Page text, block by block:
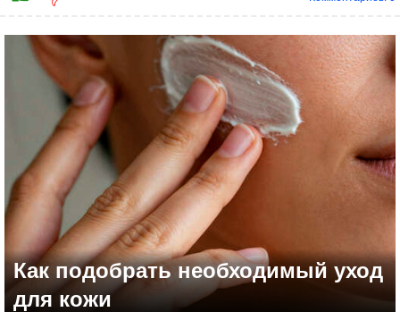
+2
Как подобрать необходимый уход
для кожи